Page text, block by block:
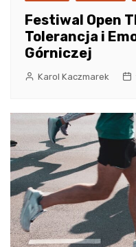
Festiwal Open
Tolerancja i
Górniczej
Karol Kaczmarek